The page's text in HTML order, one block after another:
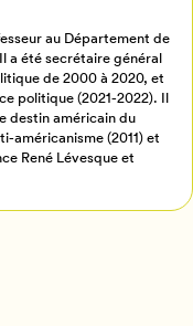
au Département de
a été secrétaire général
de 2000 à 2020, et
politique (2021-2022). Il
destin américain du
américanisme (2011) et
René Lévesque et